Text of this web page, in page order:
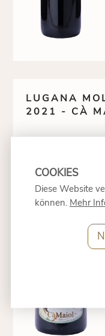
LUGANA
2021 - CÀ
Ausverkauft
Diese Website
können. Mehr